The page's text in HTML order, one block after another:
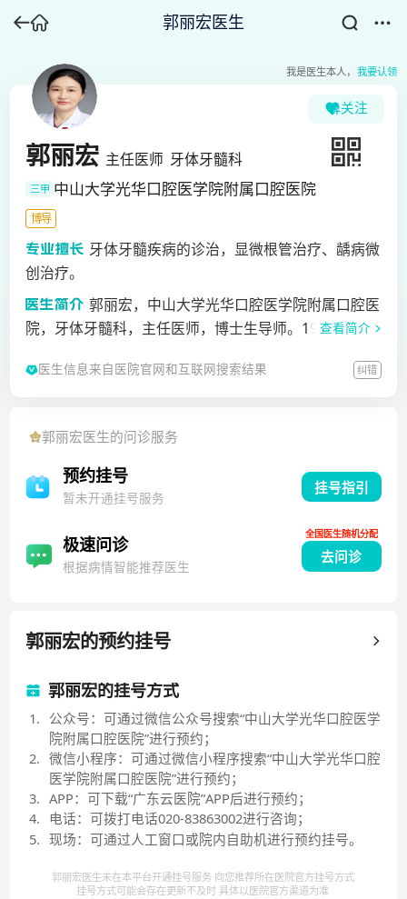
郭丽宏医生
我是医生本人， 我要认领
关注
郭丽宏 主任医师 牙体牙髓科
三甲 中山大学光华口腔医学院附属口腔医院
博导
牙体牙髓疾病的诊治，显微根管治疗、龋病微
创治疗。
郭丽宏，中山大学光华口腔医学院附属口腔医
院，牙体牙髓科，主任医师，博士生导师。1989年-199
学院），口腔医学七年制，获医学学士及硕士学位。19
年-2003年，第四军医大学口腔医学院（第四军医大学
口腔医院），口腔内科，从事博士后研究工作。2004年
入选北京市科技新星，2007年-2007年 美国UCLA牙学
励计划。2010年-2014年，美国UCLA牙学院，从事博士
后研究工作。2016年至今在中山大学附属口腔医院，从
5项、中国博士后科学基金1项、省部级项目1项，在国
完成人获四川省科技进步奖二等奖1项。
查看简介
医生信息来自医院官网和互联网搜索结果 纠错
郭丽宏医生的问诊服务
预约挂号
暂未开通挂号服务
挂号指引
极速问诊
根据病情智能推荐医生
去问诊
全国医生随机分配
郭丽宏的预约挂号
郭丽宏的挂号方式
1. 公众号：可通过微信公众号搜索“中山大学光华口腔医学
院附属口腔医院”进行预约；
2. 微信小程序：可通过微信小程序搜索“中山大学光华口腔
医学院附属口腔医院”进行预约；
3. APP：可下载“广东云医院”APP后进行预约；
4. 电话：可拨打电话020-83863002进行咨询；
5. 现场：可通过人工窗口或院内自助机进行预约挂号。
郭丽宏医生未在本平台开通挂号服务 向您推荐所在医院官方挂号方式
挂号方式可能会存在更新不及时 具体以医院官方渠道为准